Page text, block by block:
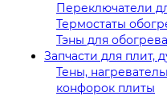
Переключатели
Термостаты
Тэны для
Запчасти для плит,
Тены,
конфорок плиты